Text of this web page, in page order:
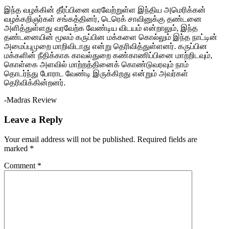
இந்த வழக்கின் தீர்ப்பினை வரவேற்றுள்ள இந்திய அமெரிக்கன்
வழக்கறிஞர்கள் சங்கத்தினர், டெரெக் சாவினுக்கு தண்டனை
அளித்துள்ளது வரவேற்க வேண்டிய விடயம் என்றாலும், இந்த
தண்டனையின் மூலம் கருப்பின மக்களை கொல்லும் இந்த நாட்டின்
அமைப்புமுறை மாறிவிடாது என்று தெரிவித்துள்ளனர். கருப்பின
மக்களின் நீதிக்காக காவல்துறை கண்காணிப்பினை மாற்றிடவும்,
கொள்கை அளவில் மாற்றத்தினைக் கொண்டுவரவும் நாம்
தொடர்ந்து போராட வேண்டி இருக்கிறது என்றும் அவர்கள்
தெரிவிக்கின்றனர்.
-Madras Review
Leave a Reply
Your email address will not be published. Required fields are
marked *
Comment *